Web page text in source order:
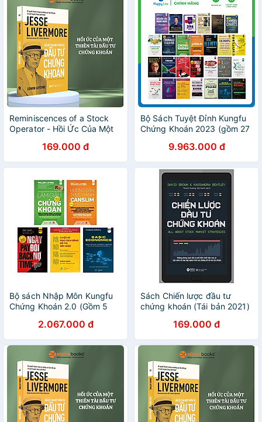
Reminiscences of a Stock
Operator - Hồi Ức Của Một
Khoán (Alpha Books) - Edwin
Lefèvre - NXB Lao Động
169.000 đ
Bộ Sách Tuyệt Đỉnh Kungfu
Chứng Khoán 2023 (gồm 27
9.963.000 đ
Bộ sách Nhập Môn Kungfu
Chứng Khoán 2.0 (Gồm 5
2.067.000 đ
Sách Chiến lược đầu tư
chứng khoán (Tái bản 2021)
169.000 đ